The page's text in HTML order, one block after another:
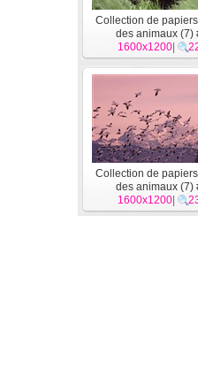
Collection de
des animaux (7)
1600x1200
Collection de
des animaux (7)
1600x1200